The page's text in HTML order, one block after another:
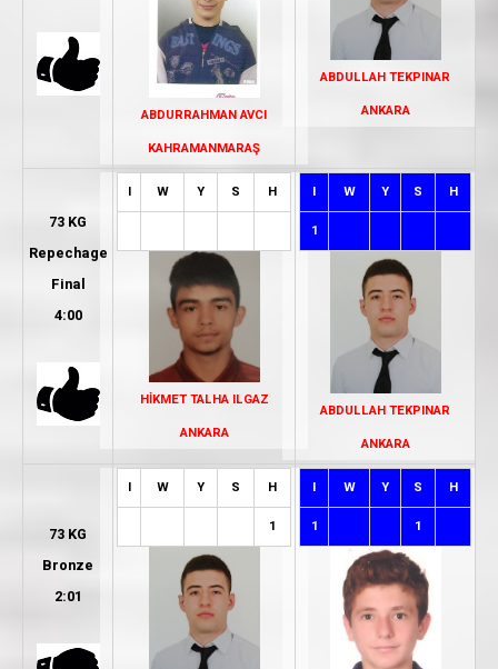
ABDURRAHMAN AVCI
KAHRAMANMARAŞ
ABDULLAH TEKPINAR
ANKARA
73 KG
Repechage
Final
4:00
I W Y S H
HİKMET TALHA ILGAZ
ANKARA
I W Y S H
1
ABDULLAH TEKPINAR
ANKARA
73 KG
Bronze
2:01
I W Y S H
1
I W Y S H
1 1